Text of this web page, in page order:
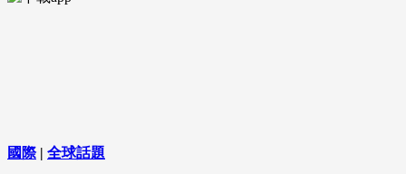
國際| 全球話題